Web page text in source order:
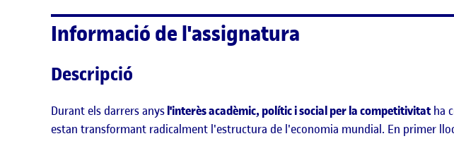
Informació de l'assignatura
Descripció
Durant els darrers anysl'interès acadèmic, polític i social per la competitivitat ha
estan transformant radicalment l'estructura de l'economia mundial. En primer